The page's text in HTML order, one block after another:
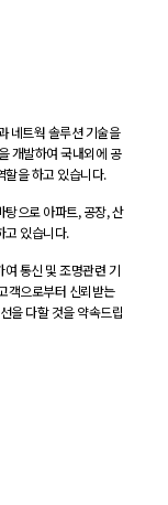
네트웍 솔루션 기술을
개발하여 국내외에 공
할을 하고 있습니다.
으로 아파트, 공장, 산
고 있습니다.
통신 및 조명관련 기
객으로부터 신뢰받는
을 다할 것을 약속드립